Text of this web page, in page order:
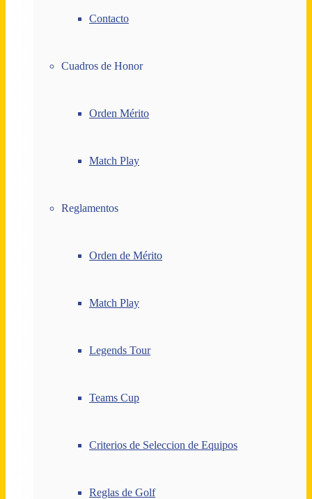
Contacto
Cuadros de Honor
Orden Mérito
Match Play
Reglamentos
Orden de Mérito
Match Play
Legends Tour
Teams Cup
Criterios de Seleccion de Equipos
Reglas de Golf